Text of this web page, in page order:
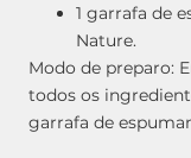
1 garrafa de
Nature.
Modo de preparo:
todos os
garrafa de